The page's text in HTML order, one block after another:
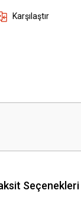
Karşılaştır
Seçenekleri